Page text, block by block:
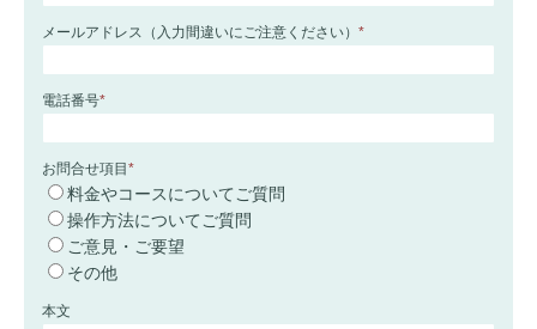
メールアドレス（入力間違いにご注意ください） *
電話番号*
お問合せ項目*
料金やコースについてご質問
操作方法についてご質問
ご意見・ご要望
その他
本文